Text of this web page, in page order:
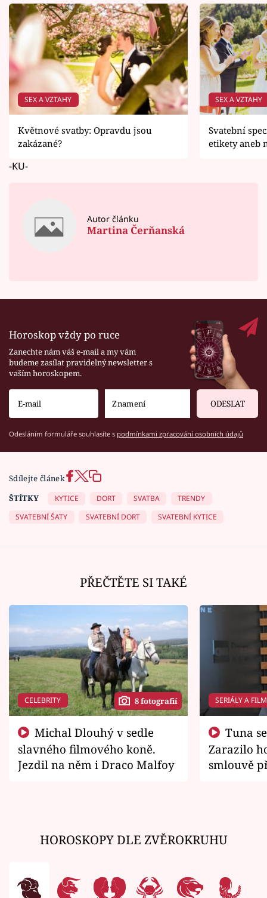
SEX A VZTAHY
Květnové svatby: Opravdu jsou
zakázané?
SEX A VZTAHY
Svatební
etikety aneb
-KU-
Autor článku
Martina Čerňanská
Horoskop vždy po ruce
Zanechte nám váš e-mail a my vám
budeme zasílat pravidelný newsletter s
vaším horoskopem.
ODESLAT
Odesláním formuláře souhlasíte s podmínkami zpracování osobních údajů
Sdílejte článek
ŠTÍTKY
KYTICE DORT SVATBA
TRENDY
SVATEBNÍ ŠATY
SVATEBNÍ DORT SVATEBNÍ KYTICE
PŘEČTĚTE SI TAKÉ
CELEBRITY 8 fotografií
slavného filmového koně.
Jezdil na něm i Draco Malfoy
SERIÁLY A
Zarazilo
smlouvě
HOROSKOPY DLE ZVĚROKRUHU